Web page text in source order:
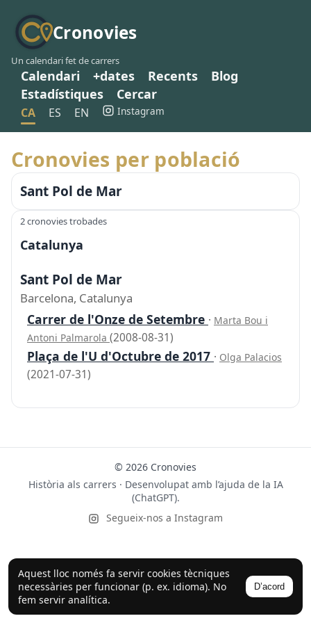
Cronovies
Un calendari fet de carrers
Calendari +dates Recents
Blog
Estadístiques
Cercar
CA ES EN Instagram
Aquest lloc només fa servir cookies tècniques
necessàries per funcionar (p. ex. idioma). No
fem servir analítica.
D’acord
Cronovies per població
Sant Pol de Mar
2 cronovies trobades
Catalunya
Sant Pol de Mar
Barcelona, Catalunya
Carrer de l'Onze de Setembre · Marta Bou i
Antoni Palmarola (2008-08-31)
Plaça de l'U d'Octubre de 2017 · Olga Palacios
(2021-07-31)
© 2026 Cronovies
Història als carrers · Desenvolupat amb l’ajuda de la IA
(ChatGPT).
Segueix-nos a Instagram